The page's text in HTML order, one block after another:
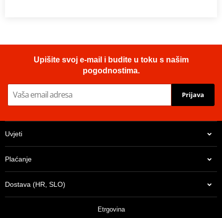
Upišite svoj e-mail i budite u toku s našim
pogodnostima.
Prijava
Uvjeti
Plaćanje
Dostava (HR, SLO)
Etrgovina